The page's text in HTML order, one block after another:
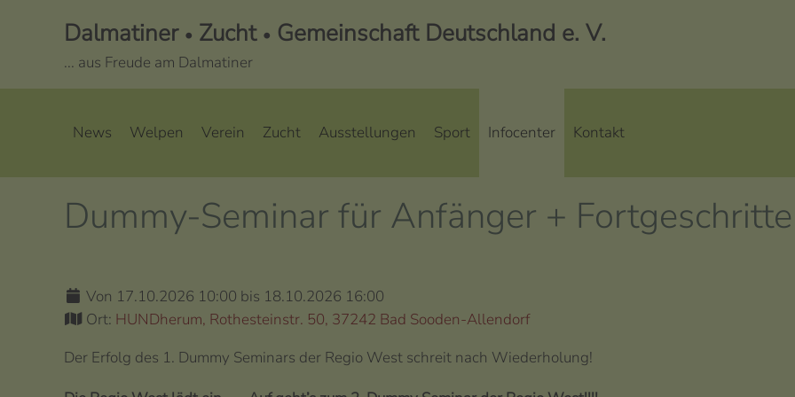
Dalmatiner • Zucht • Gemeinschaft Deutschland e. V.
... aus Freude am Dalmatiner
News Welpen Verein Zucht Ausstellungen Sport Infocenter Kontakt
Dummy-Seminar für Anfänger +
Von 17.10.2026 10:00 bis 18.10.2026 16:00
Ort: HUNDherum, Rothesteinstr. 50, 37242 Bad Sooden-Allendorf
Der Erfolg des 1. Dummy Seminars der Regio West schreit nach Wiederholung!